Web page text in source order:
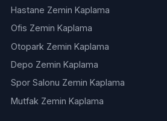
Hastane Zemin Kaplama
Ofis Zemin Kaplama
Otopark Zemin Kaplama
Depo Zemin Kaplama
Spor Salonu Zemin Kaplama
Mutfak Zemin Kaplama